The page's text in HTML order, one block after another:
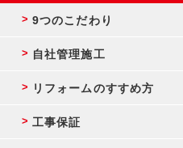
9つのこだわり
自社管理施工
リフォームのすすめ方
工事保証